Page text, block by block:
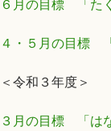
６月の目標 「た
４・５月の目標
＜令和３年度＞
３月の目標 「は